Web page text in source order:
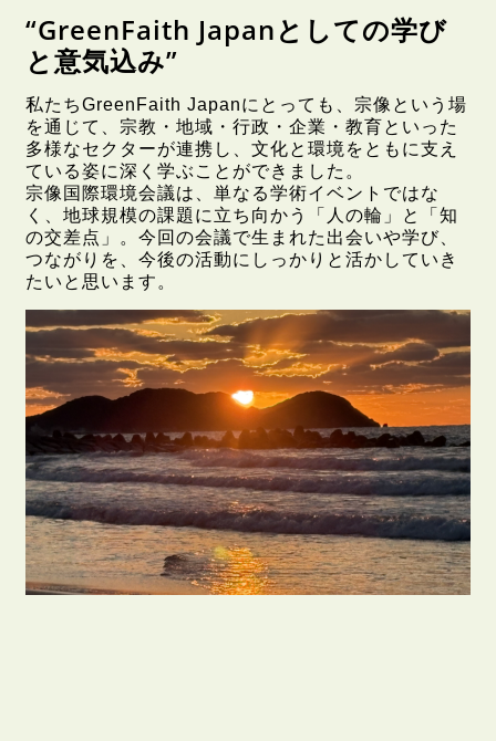
“GreenFaith Japanとしての学び
と意気込み”
私たちGreenFaith Japanにとっても、宗像という場
を通じて、宗教・地域・行政・企業・教育といった
多様なセクターが連携し、文化と環境をともに支え
ている姿に深く学ぶことができました。
宗像国際環境会議は、単なる学術イベントではな
く、地球規模の課題に立ち向かう「人の輪」と「知
の交差点」。今回の会議で生まれた出会いや学び、
つながりを、今後の活動にしっかりと活かしていき
たいと思います。